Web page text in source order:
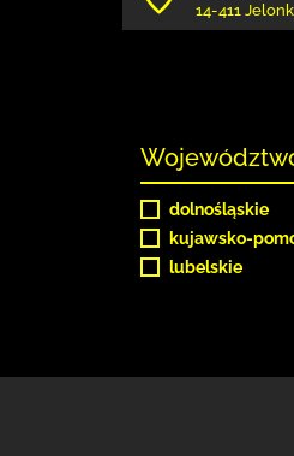
14-411
dolnośląskie
kujawsko-
lubelskie